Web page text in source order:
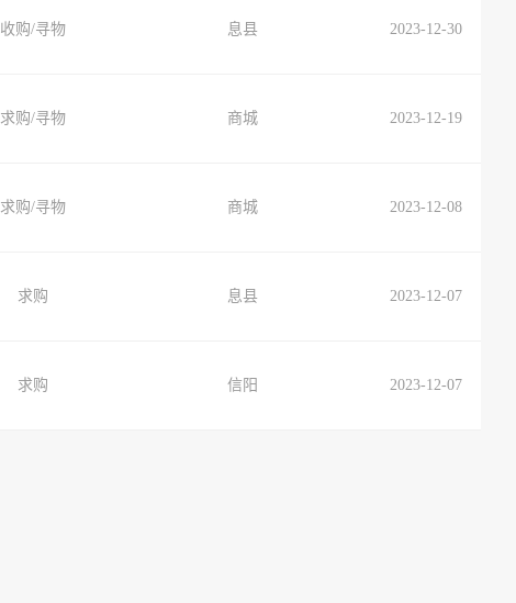
收购/寻物 息县 2023-12-30
求购/寻物 商城 2023-12-19
求购/寻物 商城 2023-12-08
求购 息县 2023-12-07
求购 信阳 2023-12-07